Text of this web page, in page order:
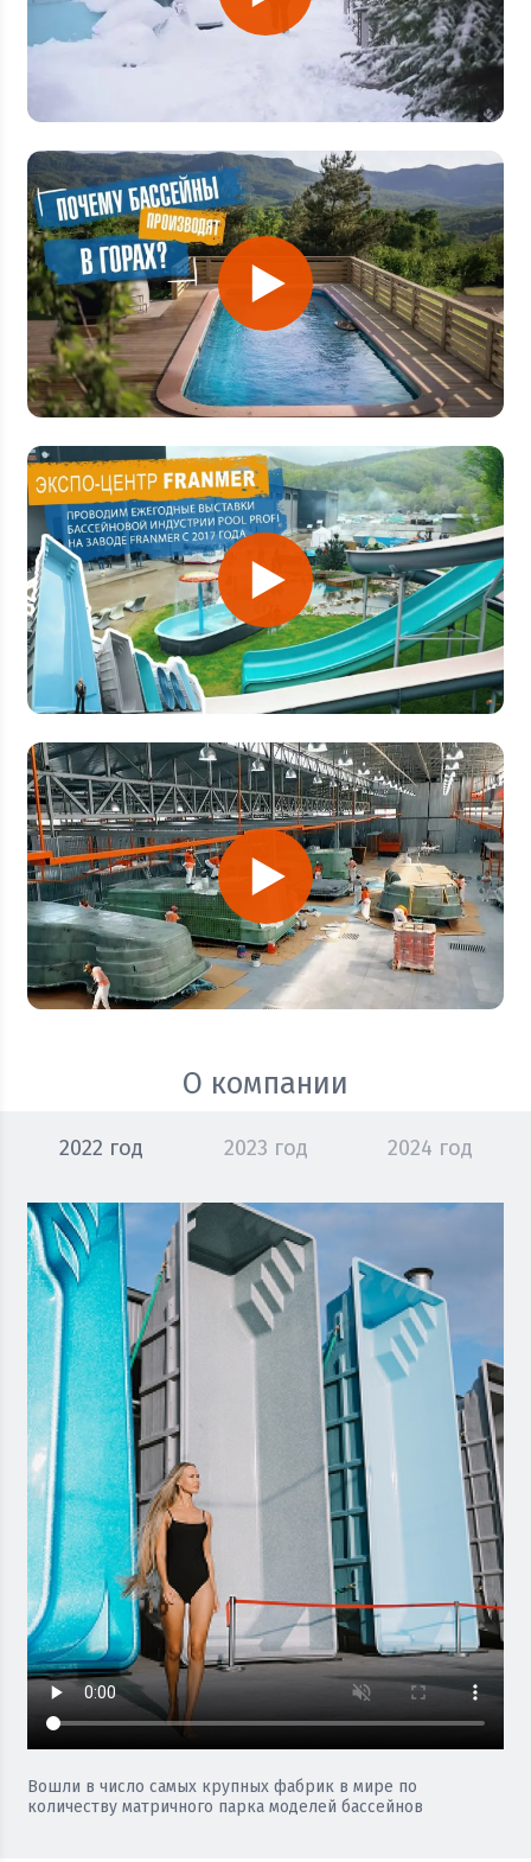
О компании
2022 год 2023 год 2024 год
Вошли в число самых крупных фабрик в мире по
количеству матричного парка моделей бассейнов